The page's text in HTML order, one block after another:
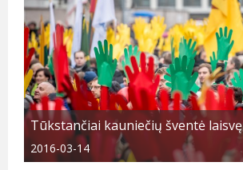
Tūkstančiai kauniečių šventė laisvę
2016-03-14